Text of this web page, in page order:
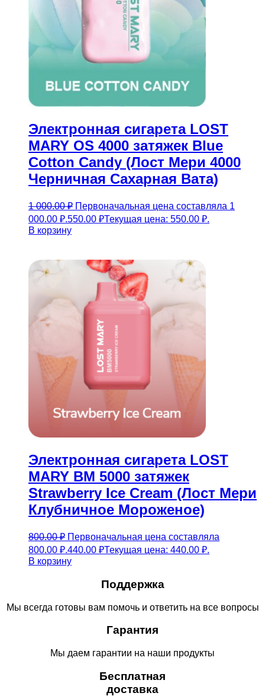
Электронная сигарета LOST
MARY OS 4000 затяжек Blue
Cotton Candy (Лост Мери 4000
Черничная Сахарная Вата)
1 000.00₽ Первоначальная цена составляла 1
000.00 ₽.550.00 ₽Текущая цена: 550.00 ₽.
В корзину
Электронная сигарета LOST
MARY BM 5000 затяжек
Strawberry Ice Cream (Лост Мери
Клубничное Мороженое)
800.00₽ Первоначальная цена составляла
800.00 ₽.440.00 ₽Текущая цена: 440.00 ₽.
В корзину
Поддержка
Мы всегда готовы вам помочь и ответить на все вопросы
Гарантия
Мы даем гарантии на наши продукты
Бесплатная
доставка